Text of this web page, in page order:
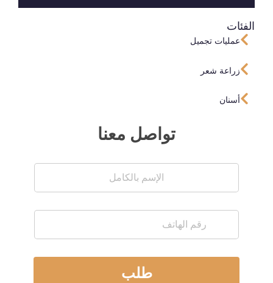
الفئات
عمليات تجميل
زراعة شعر
أسنان
تواصل معنا
طلب